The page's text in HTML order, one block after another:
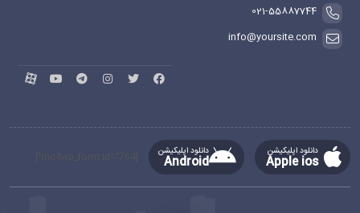
021-55887744
info@yoursite.com
دانلود اپلیکیشن
Apple ios
دانلود اپلیکیشن
Android